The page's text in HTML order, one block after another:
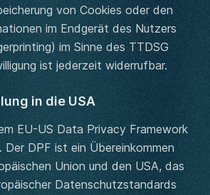
von Cookies oder den
im Endgerät des Nutzers
im Sinne des TTDSG
ist jederzeit widerrufbar.
in die USA
EU-US Data Privacy Framework
DPF ist ein Übereinkommen
Union und den USA, das
Datenschutzstandards